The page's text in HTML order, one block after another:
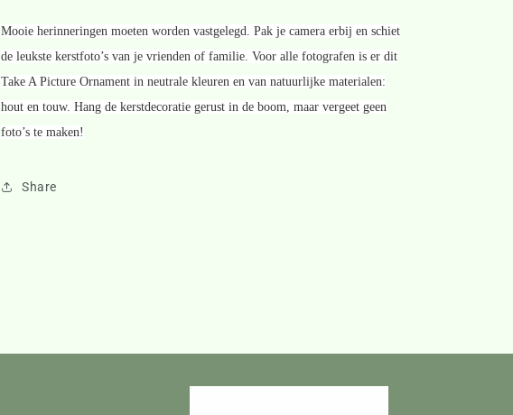
Mooie herinneringen moeten worden vastgelegd. Pak je camera erbij en schiet
de leukste kerstfoto’s van je vrienden of familie. Voor alle fotografen is er dit
Take A Picture Ornament in neutrale kleuren en van natuurlijke materialen:
hout en touw. Hang de kerstdecoratie gerust in de boom, maar vergeet geen
foto’s te maken!
Share